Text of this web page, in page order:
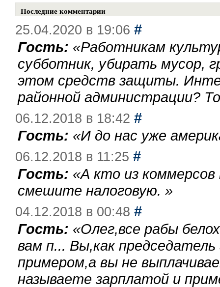
Последние комментарии
25.04.2020 в 19:06 #
Гость: «Работникам
субботник, убирать мусор,
этом средств защиты.
районной администрации?
06.12.2018 в 18:42 #
Гость: «И до нас уже
06.12.2018 в 11:25 #
Гость: «А кто из
смешите налоговую. »
04.12.2018 в 00:48 #
Гость: «Олег,все рабы
вам п... Вы,как
примером,а вы не
называете зарплатой и